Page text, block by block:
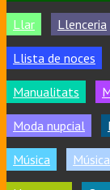
Llar Llenceria
Llista de noces
Manualitats
Moda nupcial
Música